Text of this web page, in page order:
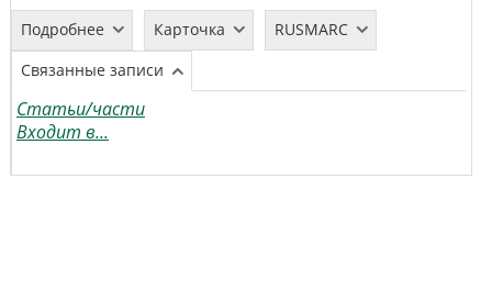
Подробнее Карточка
RUSMARC
Связанные записи
Статьи/части
Входит в...